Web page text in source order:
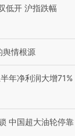
低开 沪指跌幅
舆情根源
年净利润大增71%
中国超大油轮停靠